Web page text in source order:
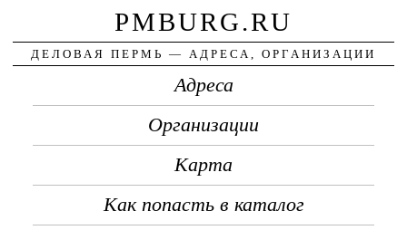
PMBURG.RU
ДЕЛОВАЯ ПЕРМЬ — АДРЕСА, ОРГАНИЗАЦИИ
Адреса
Организации
Карта
Как попасть в каталог